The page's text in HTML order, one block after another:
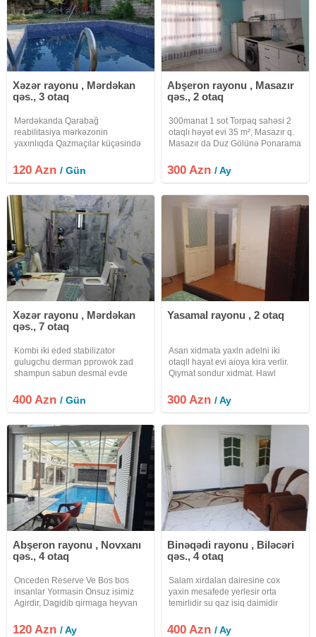
Xəzər rayonu , Mərdəkan
qəs., 3 otaq
Mərdəkanda Qarabağ
reabilitasiya mərkəzonin
yaxınlıqda Qazmaçılar küçəsində
manqalı bağlı balkonu var 3 otaq 1
mətbəx zaldan ibarət olan bağ evi
120 Azn/ Gün
Abşeron rayonu , Masazır
qəs., 2 otaq
300manat 1 sot Torpaq sahəsi 2
otaqlı həyət evi 35 m², Masazır q.
Masazır da Duz Gölünə Ponarama
2otaq tam təmirli yaşayışa lazım
olan hər əşyası təmin olunub uzun
300 Azn/ Ay
Xəzər rayonu , Mərdəkan
qəs., 7 otaq
Kombi iki eded stabilizator
gulugchu derman pprowok zad
shampun sabun desmal evde
zamok Yuxarda ikinci mertebe
veramsa boyuk Terasada yay
400 Azn/ Gün
Yasamal rayonu , 2 otaq
Asan xidmata yaxln adelni iki
otaqll hayat evi aioya kira verlir.
Qiymat sondur xidmat. Hawl
yoxdur
300 Azn/ Ay
Abşeron rayonu , Novxanı
qəs., 4 otaq
Onceden Reserve Ve Bos bos
insanlar Yormasin Onsuz isimiz
Agirdir, Dagidib qirmaga heyvan
verilir
120 Azn/ Ay
Binəqədi rayonu , Biləcəri
qəs., 4 otaq
Salam xirdalan dairesine cox
yaxin mesafede yerlesir orta
temirlidir su qaz isiq daimidir
400 Azn/ Ay